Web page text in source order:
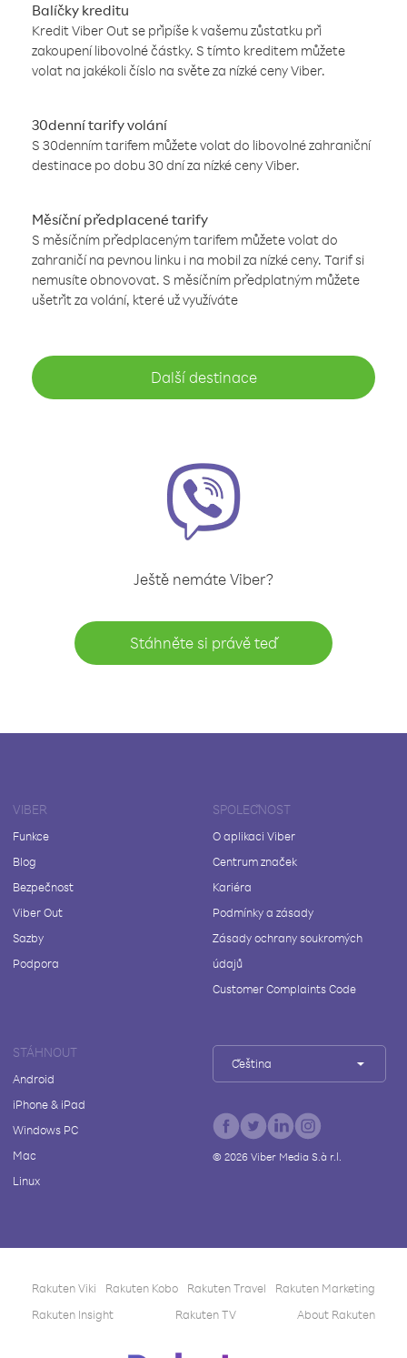
Balíčky kreditu
Kredit Viber Out se připíše k vašemu zůstatku při
zakoupení libovolné částky. S tímto kreditem můžete
volat na jakékoli číslo na světe za nízké ceny Viber.
30denní tarify volání
S 30denním tarifem můžete volat do libovolné zahraniční
destinace po dobu 30 dní za nízké ceny Viber.
Měsíční předplacené tarify
S měsíčním předplaceným tarifem můžete volat do
zahraničí na pevnou linku i na mobil za nízké ceny. Tarif si
nemusíte obnovovat. S měsíčním předplatným můžete
ušetřit za volání, které už využíváte
Další destinace
Ještě nemáte Viber?
Stáhněte si právě teď
VIBER
Funkce
Blog
Bezpečnost
Viber Out
Sazby
Podpora
SPOLEČNOST
O aplikaci Viber
Centrum značek
Kariéra
Podmínky a zásady
Zásady ochrany soukromých
údajů
Customer Complaints Code
STÁHNOUT
Android
iPhone & iPad
Windows PC
Mac
Linux
Čeština
© 2026Viber Media S.à r.l.
Rakuten Viki Rakuten Kobo Rakuten Travel
Rakuten Marketing
Rakuten Insight
Rakuten TV About Rakuten